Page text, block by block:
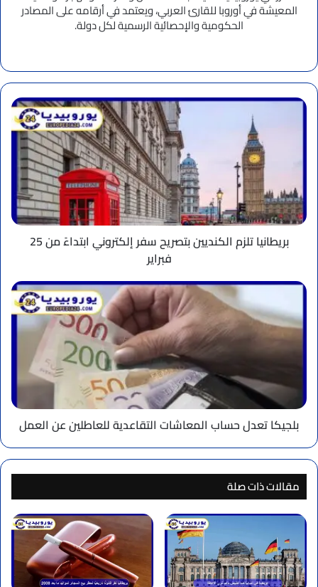
المعيشة في أوروبا للقارئ العربي، ويعتمد في أرقامه على المصادر
الحكومية والإحصائية الرسمية لكل دولة.
بريطانيا
ابتداءً
من
25
فبراير
بريطانيا تلزم الكنديين بتصريح سفر إلكتروني ابتداءً من 25
فبراير
بلجيكا
حساب
المعاشات
التقاعدية
للعاطلين
العمل
بلجيكا تعدل حساب المعاشات التقاعدية للعاطلين عن العمل
مقالات ذات صلة